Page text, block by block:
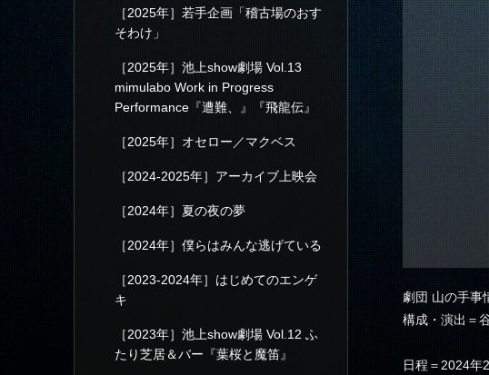
劇団 山の手事
構成・演出＝
日程＝2024年
［2025年］若手企画「稽古場のおす
そわけ」
［2025年］池上show劇場 Vol.13
mimulabo Work in Progress
Performance『遭難、』『飛龍伝』
［2025年］オセロー／マクベス
［2024-2025年］アーカイブ上映会
［2024年］夏の夜の夢
［2024年］僕らはみんな逃げている
［2023-2024年］はじめてのエンゲ
キ
［2023年］池上show劇場 Vol.12 ふ
たり芝居＆バー『葉桜と魔笛』